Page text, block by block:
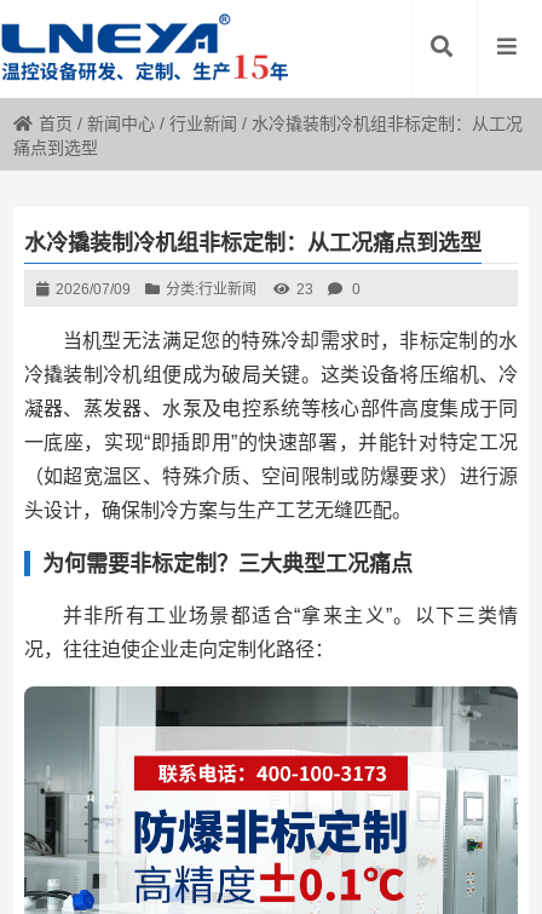
首页 /新闻中心 /行业新闻 / 水冷撬装制冷机组非标定制：从工况
痛点到选型
水冷撬装制冷机组非标定制：从工况痛点到选型
2026/07/09 分类:行业新闻 23 0
当机型无法满足您的特殊冷却需求时，非标定制的水
冷撬装制冷机组便成为破局关键。这类设备将压缩机、冷
凝器、蒸发器、水泵及电控系统等核心部件高度集成于同
一底座，实现“即插即用”的快速部署，并能针对特定工况
（如超宽温区、特殊介质、空间限制或防爆要求）进行源
头设计，确保制冷方案与生产工艺无缝匹配。
为何需要非标定制？三大典型工况痛点
并非所有工业场景都适合“拿来主义”。以下三类情
况，往往迫使企业走向定制化路径：